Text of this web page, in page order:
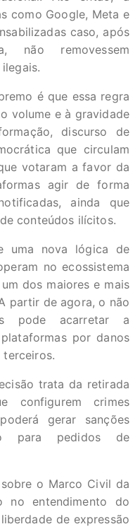
como Google, Meta e
caso, após
não removessem
é que essa regra
volume e à gravidade
discurso de
que circulam
votaram a favor da
agir de forma
ainda que
conteúdos ilícitos.
uma nova lógica de
no ecossistema
dos maiores e mais
partir de agora, o não
pode acarretar a
por danos
terceiros.
trata da retirada
configurem crimes
gerar sanções
para pedidos de
o Marco Civil da
no entendimento do
de expressão